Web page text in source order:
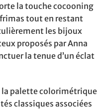
la touche cocooning
tout en restant
les bijoux
proposés par Anna
la tenue d’un éclat
la palette colorimétrique
classiques associées